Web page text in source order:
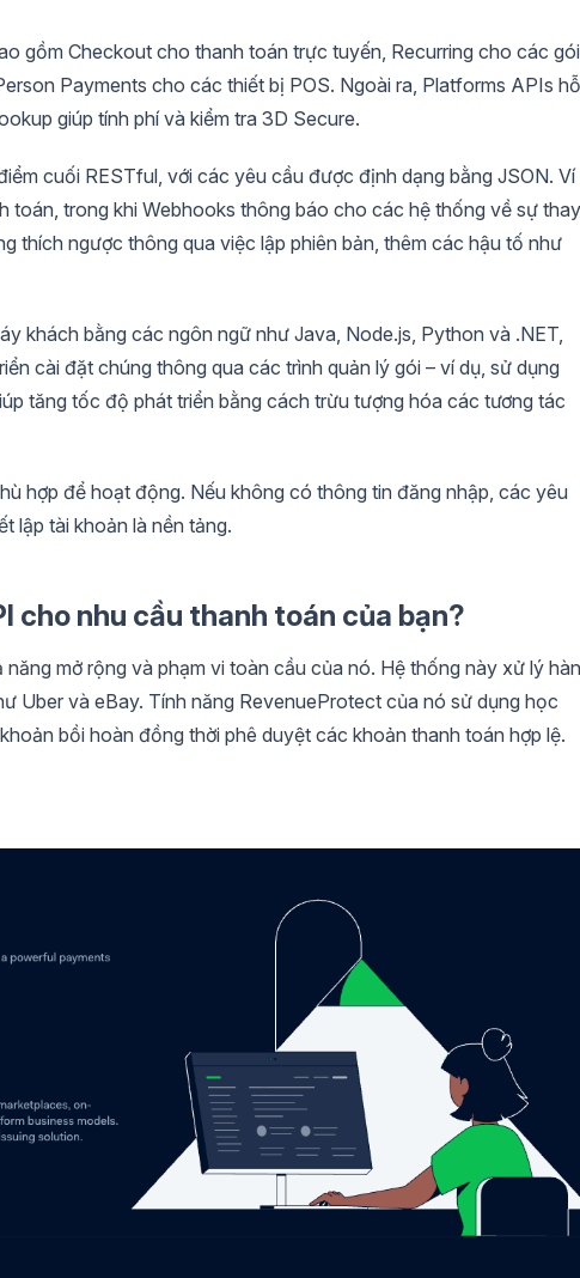
gồm Checkout cho thanh toán trực tuyến, Recurring cho các gói
Payments cho các thiết bị POS. Ngoài ra, Platforms APIs hỗ
giúp tính phí và kiểm tra 3D Secure.
cuối RESTful, với các yêu cầu được định dạng bằng JSON. Ví
toán, trong khi Webhooks thông báo cho các hệ thống về sự thay
thích ngược thông qua việc lập phiên bản, thêm các hậu tố như
khách bằng các ngôn ngữ như Java, Node.js, Python và .NET,
cài đặt chúng thông qua các trình quản lý gói – ví dụ, sử dụng
tăng tốc độ phát triển bằng cách trừu tượng hóa các tương tác
hợp để hoạt động. Nếu không có thông tin đăng nhập, các yêu
lập tài khoản là nền tảng.
cho nhu cầu thanh toán của bạn?
mở rộng và phạm vi toàn cầu của nó. Hệ thống này xử lý
Uber và eBay. Tính năng RevenueProtect của nó sử dụng học
bồi hoàn đồng thời phê duyệt các khoản thanh toán hợp lệ.